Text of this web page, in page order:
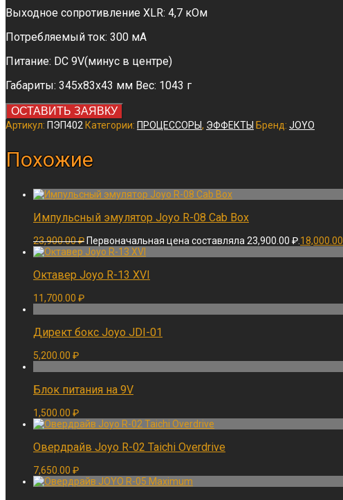
Выходное сопротивление XLR: 4,7 кОм
Потребляемый ток: 300 мА
Питание: DC 9V(минус в центре)
Габариты: 345x83x43 мм Вес: 1043 г
ОСТАВИТЬ ЗАЯВКУ
Артикул: ПЭП402 Категории: ПРОЦЕССОРЫ, ЭФФЕКТЫ Бренд: JOYO
Похожие
Импульсный эмулятор Joyo R-08 Cab Box
23,900.00₽ Первоначальная цена составляла 23,900.00 ₽.18,000.00
Октавер Joyo R-13 XVI
11,700.00 ₽
Директ бокс Joyo JDI-01
5,200.00 ₽
Блок питания на 9V
1,500.00 ₽
Овердрайв Joyo R-02 Taichi Overdrive
7,650.00 ₽